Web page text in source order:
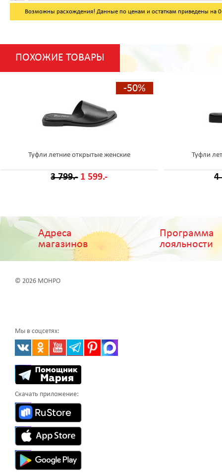
Возможны расхождения! Данные по ценам и остаткам приведены на
ПОХОЖИЕ ТОВАРЫ
-50%
Туфли летние открытые женские
3 799.- 1 599.-
Туфли
4
Адреса
магазинов
Программа
лояльности
© 2026 МОНРО
Мы в соцсетях:
Скачать приложение: